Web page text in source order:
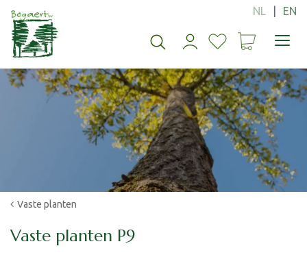
a
Vaste planten
Vaste planten P9